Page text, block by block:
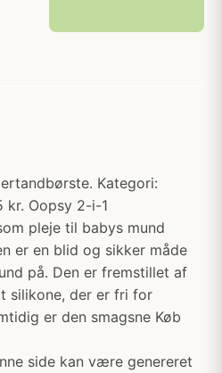
Kategori:
kr. Oopsy 2-i-1
pleje til babys mund
er en blid og sikker måde
på. Den er fremstillet af
silikone, der er fri for
er den smagsne Køb
side kan være genereret